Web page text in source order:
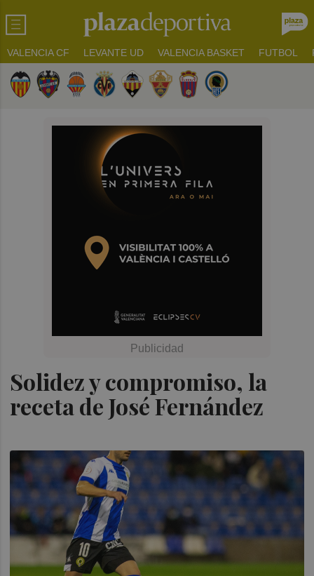
VALENCIA CF LEVANTE UD VALENCIA BASKET FUTBOL
Solidez y compromiso, la
receta de José Fernández